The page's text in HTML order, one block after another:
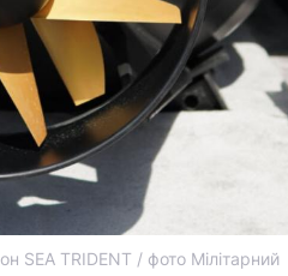
SEA TRIDENT / фото Мілітарний